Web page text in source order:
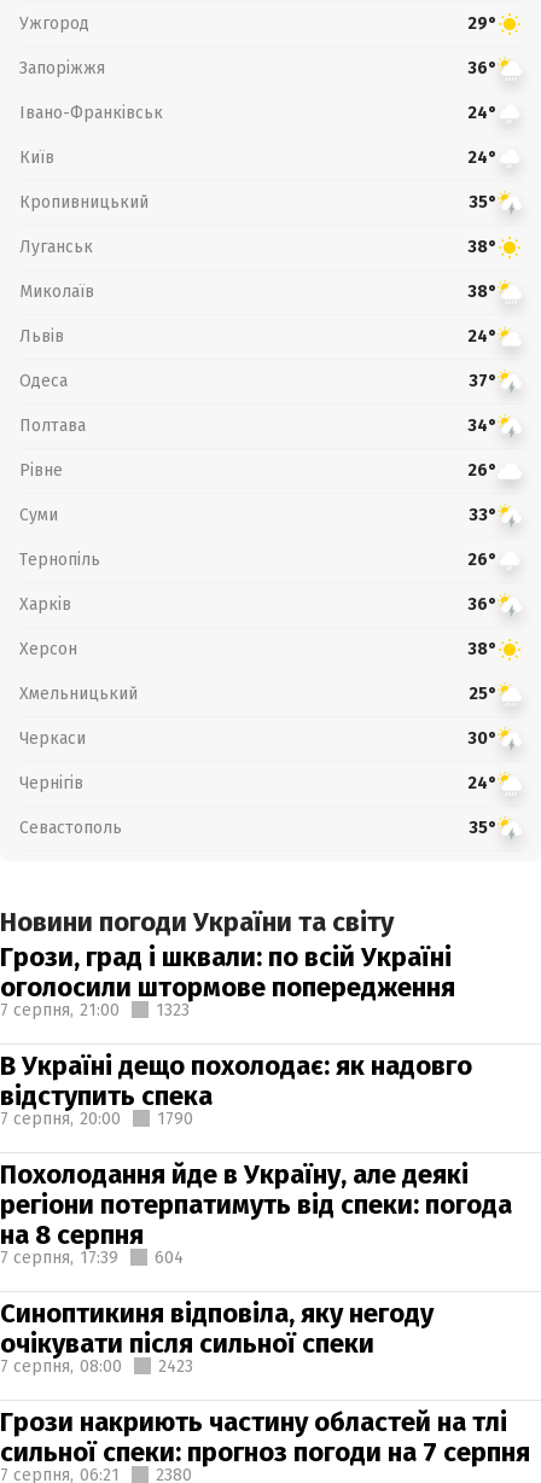
Ужгород 29°
Запоріжжя 36°
Івано-Франківськ 24°
Київ 24°
Кропивницький 35°
Луганськ 38°
Миколаїв 38°
Львів 24°
Одеса 37°
Полтава 34°
Рівне 26°
Суми 33°
Тернопіль 26°
Харків 36°
Херсон 38°
Хмельницький 25°
Черкаси 30°
Чернігів 24°
Севастополь 35°
Новини погоди України та світу
Грози, град і шквали: по всій Україні
оголосили штормове попередження
7 серпня, 21:00 1323
В Україні дещо похолодає: як надовго
відступить спека
7 серпня, 20:00 1790
Похолодання йде в Україну, але деякі
регіони потерпатимуть від спеки: погода
на 8 серпня
7 серпня, 17:39 604
Синоптикиня відповіла, яку негоду
очікувати після сильної спеки
7 серпня, 08:00 2423
Грози накриють частину областей на тлі
сильної спеки: прогноз погоди на 7 серпня
7 серпня, 06:21 2380